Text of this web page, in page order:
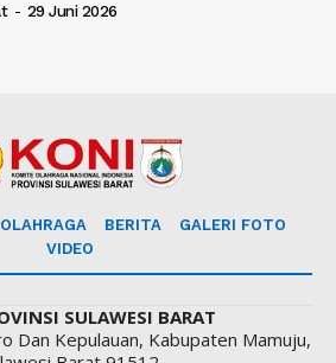
- 29 Juni 2026
BERITA
GALERI FOTO
VIDEO
SULAWESI BARAT
Dan Kepulauan, Kabupaten Mamuju,